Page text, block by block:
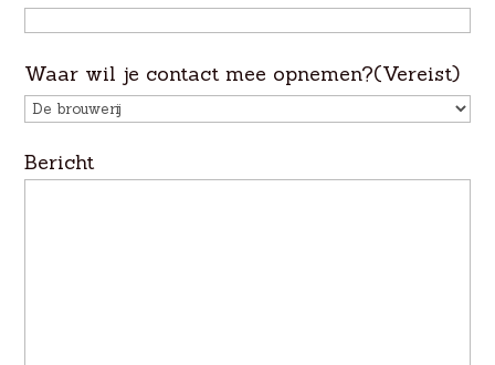
Waar wil je contact mee opnemen?(Vereist)
Bericht